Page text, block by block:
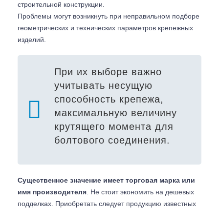
строительной конструкции.
Проблемы могут возникнуть при неправильном подборе
геометрических и технических параметров крепежных
изделий.
При их выборе важно
учитывать несущую
способность крепежа,
максимальную величину
крутящего момента для
болтового соединения.
Существенное значение имеет торговая марка или
имя производителя . Не стоит экономить на дешевых
подделках. Приобретать следует продукцию известных